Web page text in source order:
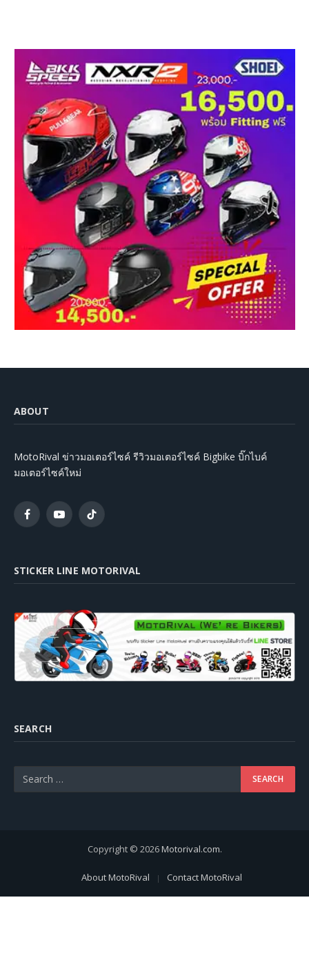
ABOUT
MotoRival ข่าวมอเตอร์ไซค์ รีวิวมอเตอร์ไซค์ Bigbike บิ๊กไบค์
มอเตอร์ไซค์ใหม่
FacebookYouTubeTikTok
STICKER LINE MOTORIVAL
SEARCH
Copyright © 2026Motorival.com.
About MotoRival Contact MotoRival